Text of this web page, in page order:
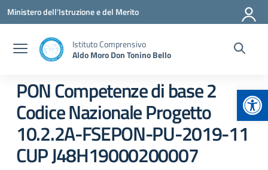
Vai ai contenuti
Vai al menu di navigazione
Vai al footer
Ministero dell'Istruzione e del Merito
Istituto Comprensivo
Aldo Moro Don Tonino Bello
PON Competenze di base 2
Codice Nazionale Progetto
10.2.2A-FSEPON-PU-2019-11
CUP J48H19000200007